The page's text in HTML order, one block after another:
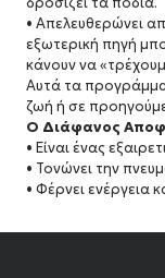
• Απελευθερώνει
εξωτερική πηγή
κάνουν να
Αυτά τα
ζωή ή σε
Ο Διάφανος
• Είναι ένας
• Τονώνει την
• Φέρνει ενέργεια